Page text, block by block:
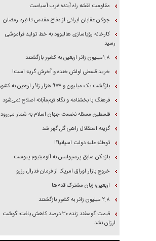
مقاومت نقشه راه آینده غرب آسیاست
جولان عقابان ایرانی از دفاع مقدس تا نبرد رمضان
کارخانه رؤیاسازی هالیوود به خط تولید فراموشی
رسید
۱.۸میلیون زائر اربعین به کشور بازگشتند
خرید قسطی اولش خنده و آخرش گریه است!
بازگشت یک میلیون و ۹۷۴ هزار زائر اربعین به کشور
فرهنگ با بخشنامه و نگاه قیم‌مآبانه اصلاح نمی‌شود
فلسطین مسئله نخست جهان اسلام به شمار می‌رود
گزینه استقلال راهی گل گهر شد
توطئه علیه دولت اسپانیا؟!
بازیکن سابق پرسپولیس به آلومینیوم پیوست
خروج بازار اوراق امریکا از فرمان فدرال رزرو
اربعین؛ زبان مشترک قدم‌ها
۲.۸ میلیون زائر به کشور بازگشتند
قیمت گوسفند زنده ۳۰ درصد کاهش یافت؛ گوشت
ارزان نشد